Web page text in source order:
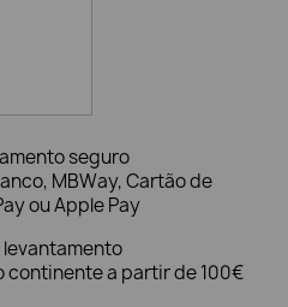
seguro
MBWay, Cartão de
ou Apple Pay
continente a partir de 100€